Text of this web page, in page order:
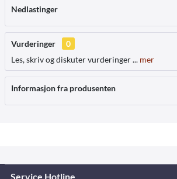
Nedlastinger
Vurderinger
0
Les, skriv og diskuter vurderinger ... mer
Informasjon fra produsenten
Service Hotline